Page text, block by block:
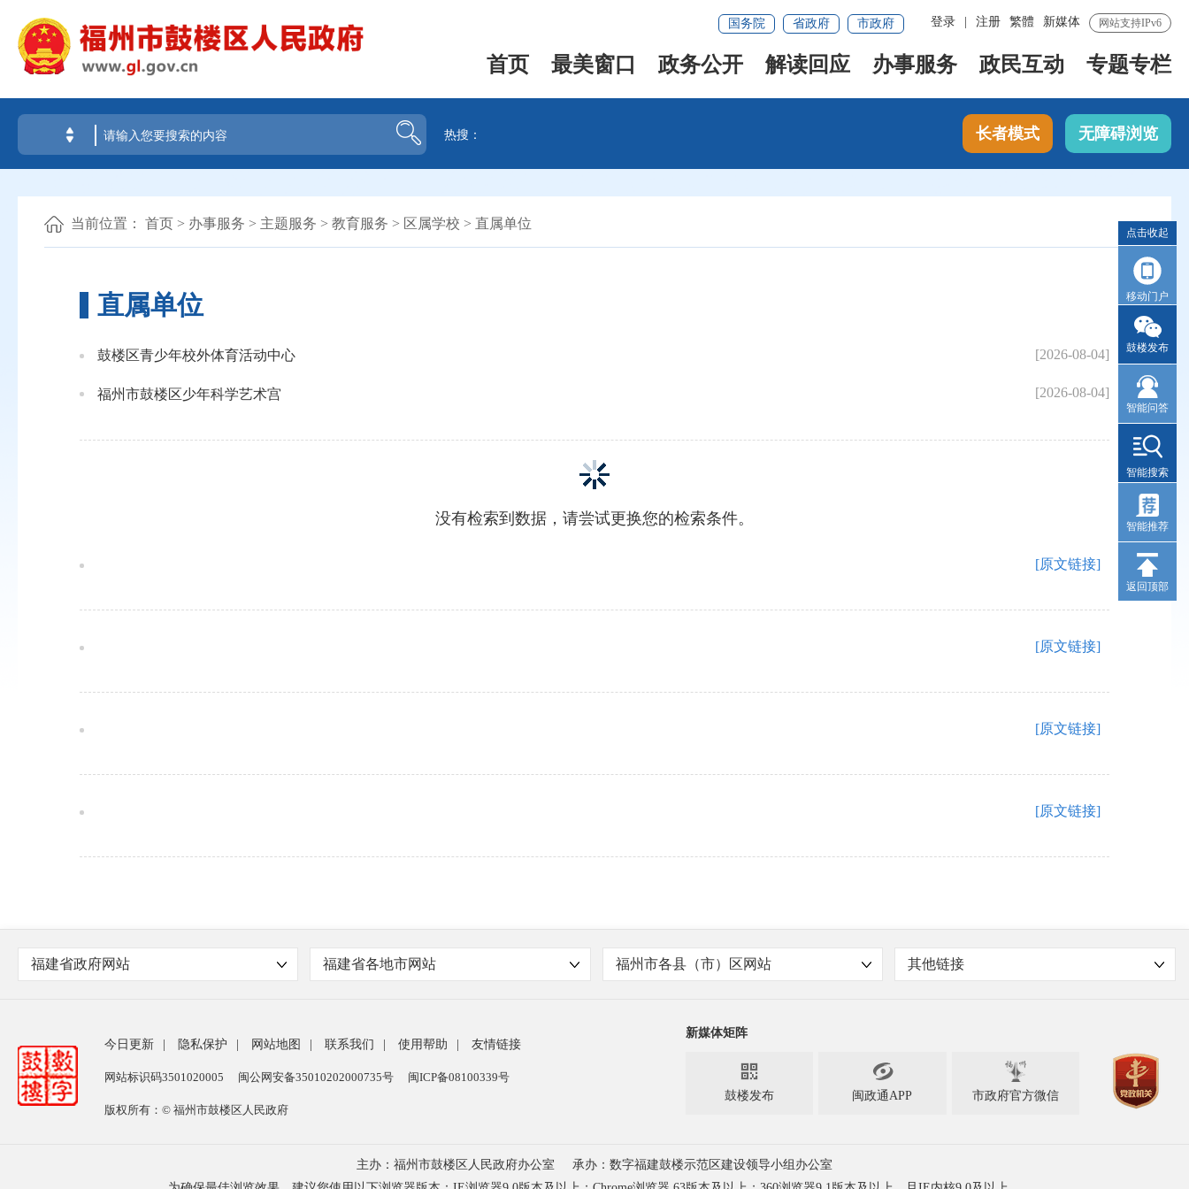
网站支持IPv6
新媒体
繁體
登录 注册
国务院 省政府 市政府
首页 最美窗口 政务公开 解读回应 办事服务 政民互动 专题专栏
热搜： 长者模式 无障碍浏览
当前位置： 首页 > 办事服务 > 主题服务 > 教育服务 > 区属学校 > 直属单位
直属单位
[2026-08-04]
鼓楼区青少年校外体育活动中心
[2026-08-04]
福州市鼓楼区少年科学艺术宫
没有检索到数据，请尝试更换您的检索条件。
[原文链接]
[原文链接]
[原文链接]
[原文链接]
福建省政府网站 福建省各地市网站 福州市各县（市）区网站 其他链接
今日更新 | 隐私保护 | 网站地图 | 联系我们 | 使用帮助 | 友情链接
网站标识码3501020005 闽公网安备35010202000735号 闽ICP备08100339号
版权所有：© 福州市鼓楼区人民政府
新媒体矩阵

鼓楼发布

闽政通APP 市政府官方微信
主办：福州市鼓楼区人民政府办公室
承办：数字福建鼓楼示范区建设领导小组办公室
点击收起
移动门户
鼓楼发布
智能问答
智能搜索
智能推荐
返回顶部